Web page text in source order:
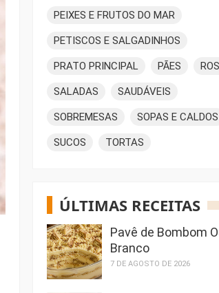
PEIXES E FRUTOS DO MAR
PETISCOS E SALGADINHOS
PRATO PRINCIPAL PÃES
SALADAS SAUDÁVEIS
SOBREMESAS SOPAS E CALDOS
SUCOS TORTAS
ÚLTIMAS RECEITAS
Pavê de Bombom
Branco
7 DE AGOSTO DE 2026